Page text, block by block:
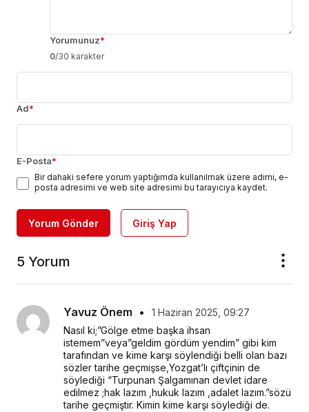
Yorumunuz*
0/30 karakter
Ad*
E-Posta*
Bir dahaki sefere yorum yaptığımda kullanılmak üzere adımı, e-
posta adresimi ve web site adresimi bu tarayıcıya kaydet.
Yorum Gönder Giriş Yap
5 Yorum
Yavuz Önem •
1 Haziran 2025, 09:27
Nasıl ki;”Gölge etme başka ihsan
istemem”veya”geldim gördüm yendim” gibi kim
tarafından ve kime karşı söylendiği belli olan bazı
sözler tarihe geçmişse,Yozgat’lı çiftçinin de
söylediği “Turpunan Şalgamınan devlet idare
edilmez ;hak lazım ,hukuk lazım ,adalet lazım.”sözü
tarihe geçmiştir. Kimin kime karşı söylediği de.